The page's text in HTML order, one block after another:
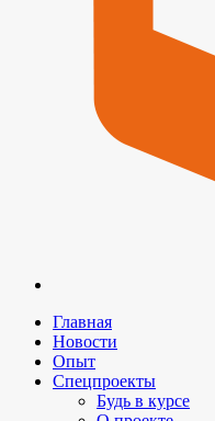
Главная
Новости
Опыт
Спецпроекты
Будь в курсе